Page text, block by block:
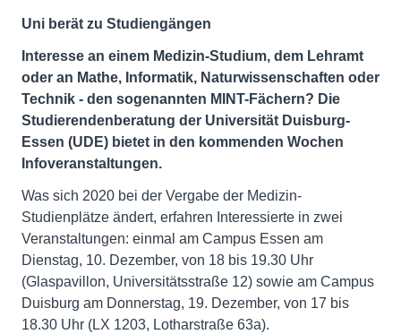
Uni berät zu Studiengängen
Interesse an einem Medizin-Studium, dem Lehramt
oder an Mathe, Informatik, Naturwissenschaften oder
Technik - den sogenannten MINT-Fächern? Die
Studierendenberatung der Universität Duisburg-
Essen (UDE) bietet in den kommenden Wochen
Infoveranstaltungen.
Was sich 2020 bei der Vergabe der Medizin-
Studienplätze ändert, erfahren Interessierte in zwei
Veranstaltungen: einmal am Campus Essen am
Dienstag, 10. Dezember, von 18 bis 19.30 Uhr
(Glaspavillon, Universitätsstraße 12) sowie am Campus
Duisburg am Donnerstag, 19. Dezember, von 17 bis
18.30 Uhr (LX 1203, Lotharstraße 63a).